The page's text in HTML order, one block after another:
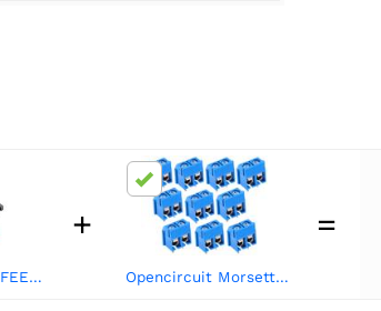
Servo standard FEETECH FS5106B
+
Opencircuit Morsettiera Print 2 poli 5mm blu - 10 pezzi
=